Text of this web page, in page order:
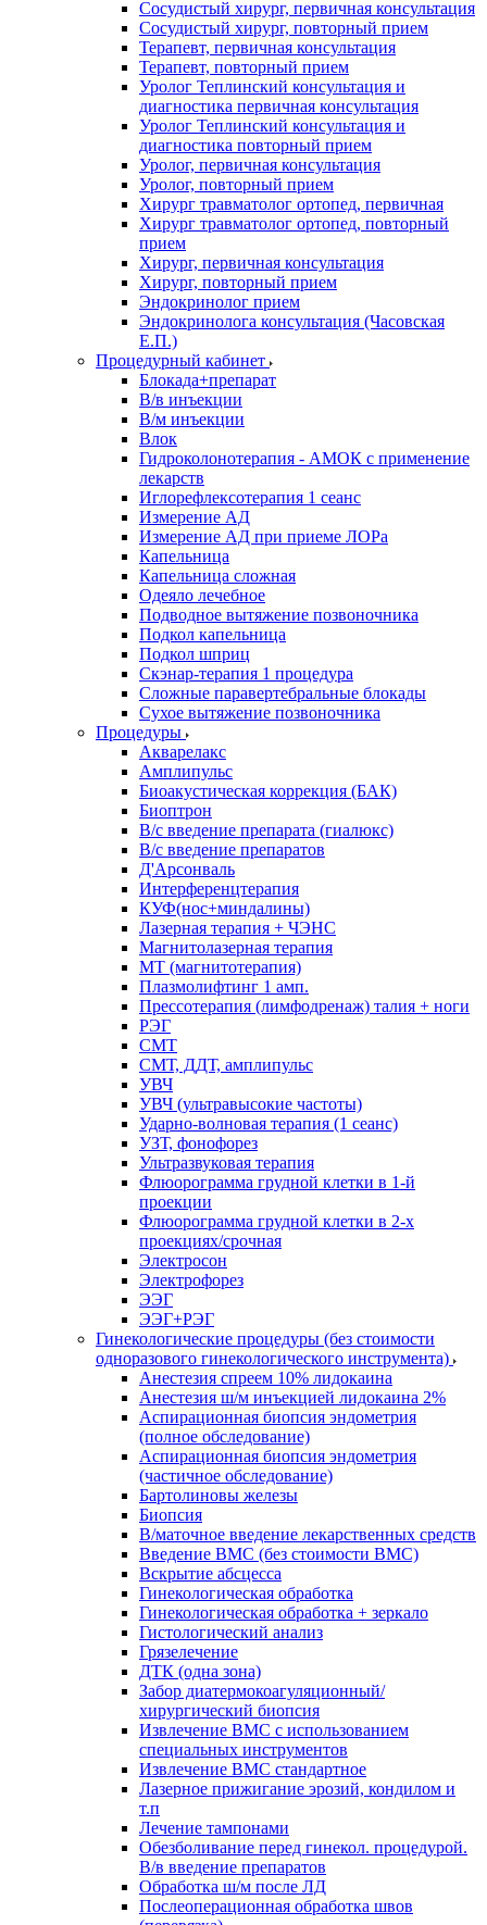
Сосудистый хирург, первичная консультация
Сосудистый хирург, повторный прием
Терапевт, первичная консультация
Терапевт, повторный прием
Уролог Теплинский консультация и
диагностика первичная консультация
Уролог Теплинский консультация и
диагностика повторный прием
Уролог, первичная консультация
Уролог, повторный прием
Хирург травматолог ортопед, первичная
Хирург травматолог ортопед, повторный
прием
Хирург, первичная консультация
Хирург, повторный прием
Эндокринолог прием
Эндокринолога консультация (Часовская
Е.П.)
Процедурный кабинет
Блокада+препарат
В/в инъекции
В/м инъекции
Влок
Гидроколонотерапия - АМОК с применение
лекарств
Иглорефлексотерапия 1 сеанс
Измерение АД
Измерение АД при приеме ЛОРа
Капельница
Капельница сложная
Одеяло лечебное
Подводное вытяжение позвоночника
Подкол капельница
Подкол шприц
Скэнар-терапия 1 процедура
Сложные паравертебральные блокады
Сухое вытяжение позвоночника
Процедуры
Акварелакс
Амплипульс
Биоакустическая коррекция (БАК)
Биоптрон
В/с введение препарата (гиалюкс)
В/с введение препаратов
Д'Арсонваль
Интерференцтерапия
КУФ(нос+миндалины)
Лазерная терапия + ЧЭНС
Магнитолазерная терапия
МТ (магнитотерапия)
Плазмолифтинг 1 амп.
Прессотерапия (лимфодренаж) талия + ноги
РЭГ
СМТ
СМТ, ДДТ, амплипульс
УВЧ
УВЧ (ультравысокие частоты)
Ударно-волновая терапия (1 сеанс)
УЗТ, фонофорез
Ультразвуковая терапия
Флюорограмма грудной клетки в 1-й
проекции
Флюорограмма грудной клетки в 2-х
проекциях/срочная
Электросон
Электрофорез
ЭЭГ
ЭЭГ+РЭГ
Гинекологические процедуры (без стоимости
одноразового гинекологического инструмента)
Анестезия спреем 10% лидокаина
Анестезия ш/м инъекцией лидокаина 2%
Аспирационная биопсия эндометрия
(полное обследование)
Аспирационная биопсия эндометрия
(частичное обследование)
Бартолиновы железы
Биопсия
В/маточное введение лекарственных средств
Введение ВМС (без стоимости ВМС)
Вскрытие абсцесса
Гинекологическая обработка
Гинекологическая обработка + зеркало
Гистологический анализ
Грязелечение
ДТК (одна зона)
Забор диатермокоагуляционный/
хирургический биопсия
Извлечение ВМС с использованием
специальных инструментов
Извлечение ВМС стандартное
Лазерное прижигание эрозий, кондилом и
т.п
Лечение тампонами
Обезболивание перед гинекол. процедурой.
В/в введение препаратов
Обработка ш/м после ЛД
Послеоперационная обработка швов